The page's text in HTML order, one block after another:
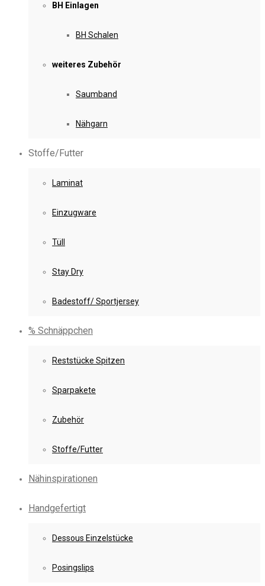
BH Einlagen
BH Schalen
weiteres Zubehör
Saumband
Nähgarn
Stoffe/Futter
Laminat
Einzugware
Tüll
Stay Dry
Badestoff/ Sportjersey
% Schnäppchen
Reststücke Spitzen
Sparpakete
Zubehör
Stoffe/Futter
Nähinspirationen
Handgefertigt
Dessous Einzelstücke
Posingslips